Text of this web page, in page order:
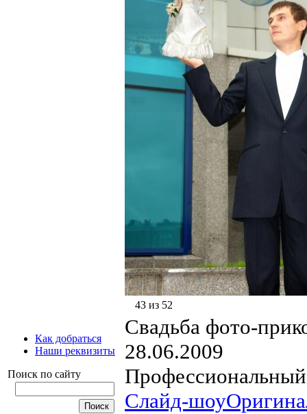
Как добраться
Наши реквизиты
Поиск по сайту
43 из 52
Свадьба фото-
28.06.2009
Слайд-шоу